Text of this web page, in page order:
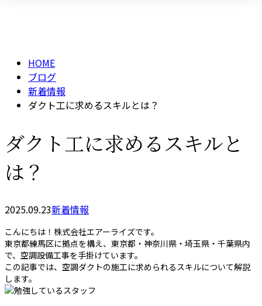
HOME
ブログ
新着情報
ダクト工に求めるスキルとは？
ダクト工に求めるスキルと
は？
2025.09.23新着情報
こんにちは！株式会社エアーライズです。
東京都練馬区に拠点を構え、東京都・神奈川県・埼玉県・千葉県内
で、空調設備工事を手掛けています。
この記事では、空調ダクトの施工に求められるスキルについて解説
します。